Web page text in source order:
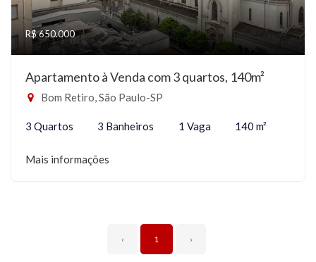
R$ 650.000
Apartamento à Venda com 3 quartos, 140m²
Bom Retiro, São Paulo-SP
3 Quartos 3 Banheiros 1 Vaga 140 m²
Mais informações
‹ 1 ›